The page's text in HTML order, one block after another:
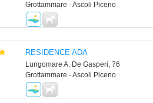
Grottammare - Ascoli Piceno
RESIDENCE ADA
Lungomare A. De Gasperi, 76
Grottammare - Ascoli Piceno